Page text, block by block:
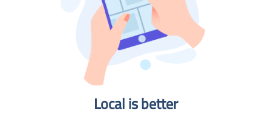
Local is better​